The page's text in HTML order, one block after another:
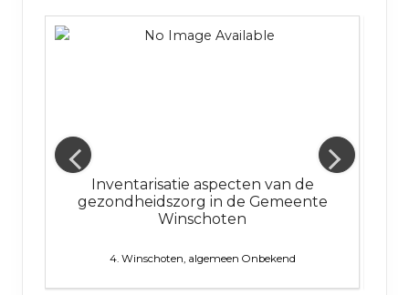
Inventarisatie aspecten van de
gezondheidszorg in de Gemeente
Winschoten
4. Winschoten, algemeen Onbekend